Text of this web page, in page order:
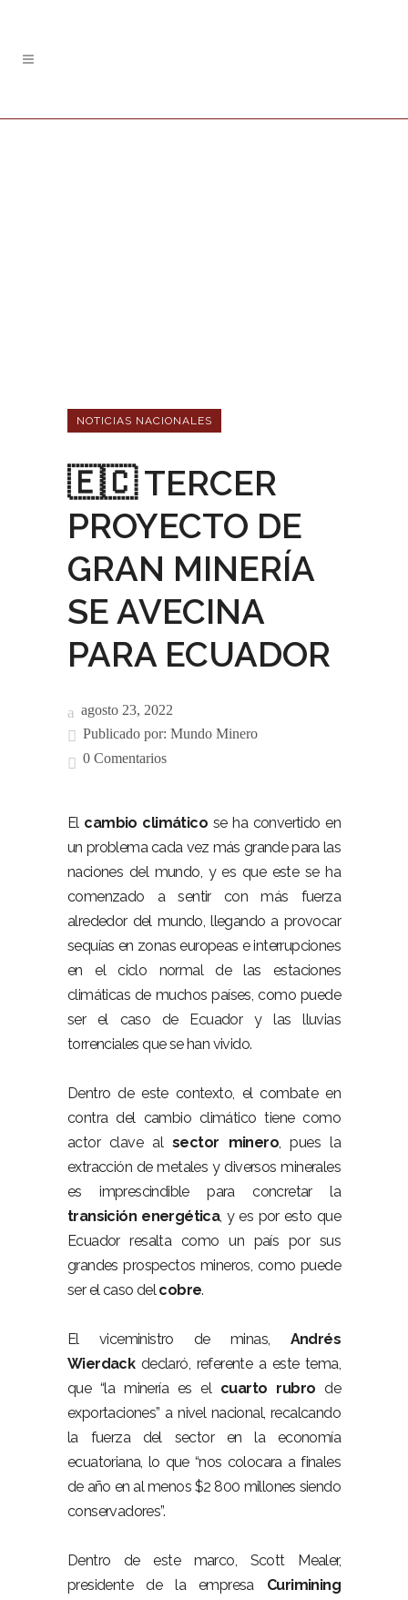
NOTICIAS NACIONALES
🇪🇨 TERCER
PROYECTO DE
GRAN MINERÍA
SE AVECINA
PARA ECUADOR
agosto 23, 2022
Publicado por: Mundo Minero
0 Comentarios
El cambio climático se ha convertido en
un problema cada vez más grande para las
naciones del mundo, y es que este se ha
comenzado a sentir con más fuerza
alrededor del mundo, llegando a provocar
sequías en zonas europeas e interrupciones
en el ciclo normal de las estaciones
climáticas de muchos países, como puede
ser el caso de Ecuador y las lluvias
torrenciales que se han vivido.
Dentro de este contexto, el combate en
contra del cambio climático tiene como
actor clave alsector minero, pues la
extracción de metales y diversos minerales
es imprescindible para concretar la
transición energética, y es por esto que
Ecuador resalta como un país por sus
grandes prospectos mineros, como puede
ser el caso delcobre.
El viceministro de minas, Andrés
Wierdackdeclaró, referente a este tema,
que “la minería es el cuarto rubro de
exportaciones” a nivel nacional, recalcando
la fuerza del sector en la economía
ecuatoriana, lo que “nos colocara a finales
de año en al menos $2 800 millones siendo
conservadores”.
Dentro de este marco, Scott Mealer,
presidente de la empresa Curimining